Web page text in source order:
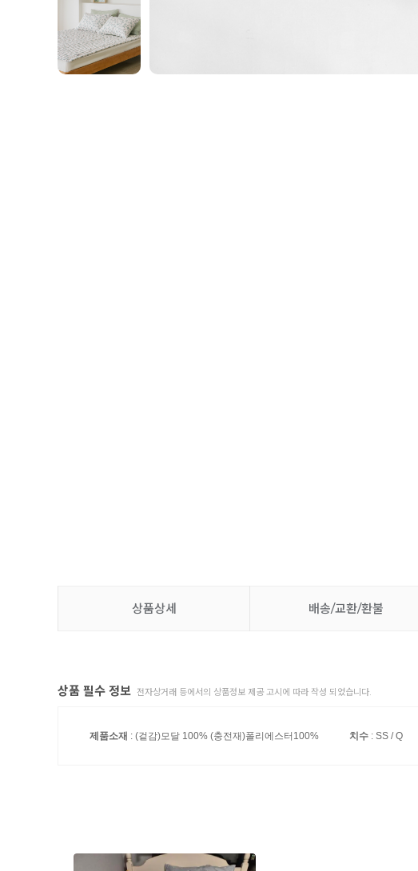
상품상세 배송/교환/환불
상품 필수 정보 전자상거래 등에서의 상품정보 제공 고시에 따라 작성 되었습니다.
제품소재 : (겉감)모달 100% (충전재)폴리에스터100% 치수 : SS / Q